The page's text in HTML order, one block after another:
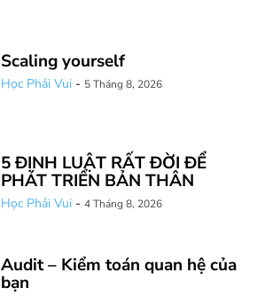
Scaling yourself
Học Phải Vui - 5 Tháng 8, 2026
5 ĐỊNH LUẬT RẤT ĐỜI ĐỂ
PHÁT TRIỂN BẢN THÂN
Học Phải Vui - 4 Tháng 8, 2026
Audit – Kiểm toán quan hệ của
bạn